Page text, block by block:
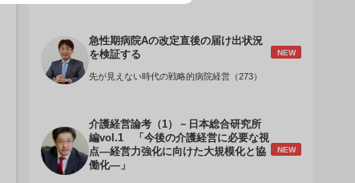
急性期病院Aの改定直後の届け出状況
を検証する
NEW
先が見えない時代の戦略的病院経営（273）
介護経営論考（1）－日本総合研究所
編vol.1 「今後の介護経営に必要な視
点―経営力強化に向けた大規模化と協
働化―」
NEW